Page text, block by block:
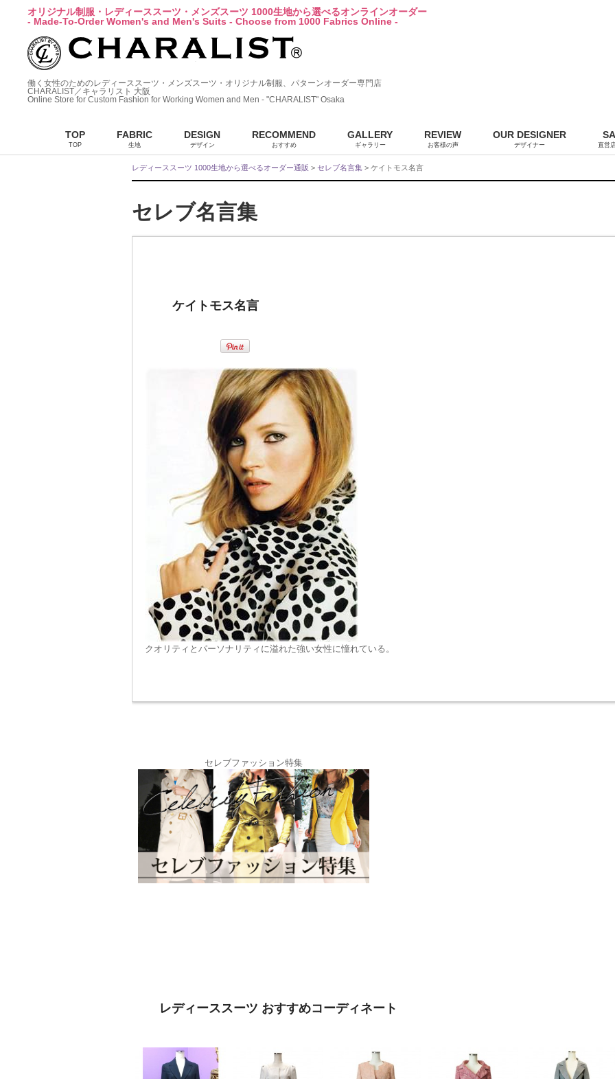
オリジナル制服・レディーススーツ・メンズスーツ 1000生地から選べるオンラインオーダー
- Made-To-Order Women's and Men's Suits - Choose from 1000 Fabrics Online -
働く女性のためのレディーススーツ・メンズスーツ・オリジナル制服、パターンオーダー専門店
CHARALIST／キャラリスト 大阪
Online Store for Custom Fashion for Working Women and Men - "CHARALIST" Osaka
TOP
TOP
FABRIC
生地
DESIGN
デザイン
RECOMMEND
おすすめ
GALLERY
ギャラリー
REVIEW
お客様の声
OUR DESIGNER
デザイナー 直営
レディーススーツ 1000生地から選べるオーダー通販 > セレブ名言集 > ケイトモス名言
セレブ名言集
ケイトモス名言
クオリティとパーソナリティに溢れた強い女性に憧れている。
セレブファッション特集
レディーススーツ おすすめコーディネート